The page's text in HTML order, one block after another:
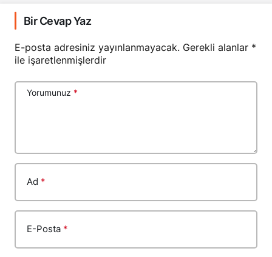
Bir Cevap Yaz
E-posta adresiniz yayınlanmayacak. Gerekli alanlar *
ile işaretlenmişlerdir
Yorumunuz *
Ad *
E-Posta *